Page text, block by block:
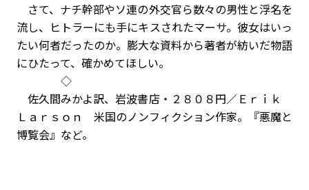
さて、ナチ幹部やソ連の外交官ら数々の男性と浮名を
流し、ヒトラーにも手にキスされたマーサ。彼女はいっ
たい何者だったのか。膨大な資料から著者が紡いだ物語
にひたって、確かめてほしい。
◇
佐久間みかよ訳、岩波書店・２８０８円／Ｅｒｉｋ
Ｌａｒｓｏｎ 米国のノンフィクション作家。『悪魔と
博覧会』など。